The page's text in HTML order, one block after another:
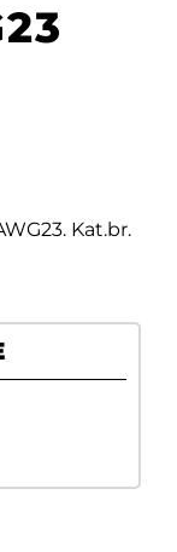
Kat.br.